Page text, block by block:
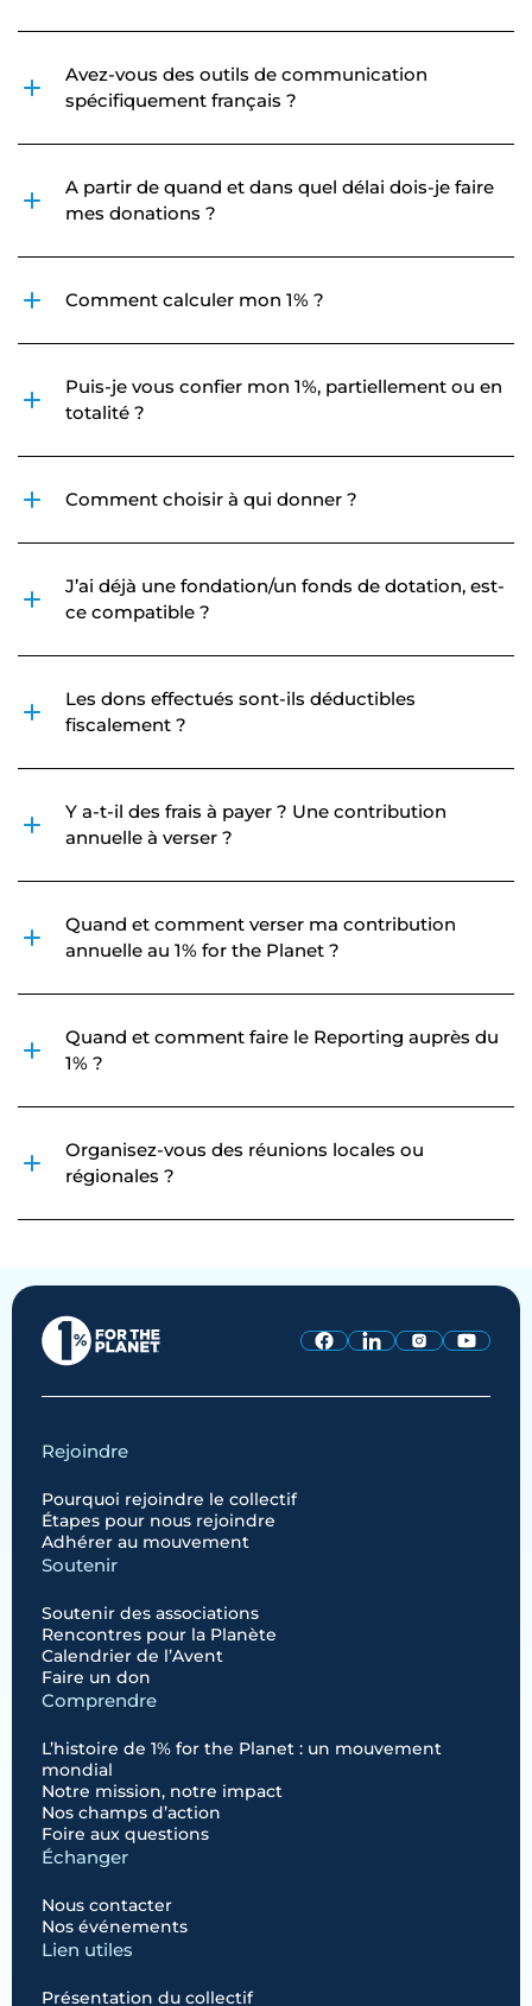
Avez-vous des outils de communication
spécifiquement français ?
A partir de quand et dans quel délai dois-je faire
mes donations ?
Comment calculer mon 1% ?
Puis-je vous confier mon 1%, partiellement ou en
totalité ?
Comment choisir à qui donner ?
J’ai déjà une fondation/un fonds de dotation, est-
ce compatible ?
Les dons effectués sont-ils déductibles
fiscalement ?
Y a-t-il des frais à payer ? Une contribution
annuelle à verser ?
Quand et comment verser ma contribution
annuelle au 1% for the Planet ?
Quand et comment faire le Reporting auprès du
1% ?
Organisez-vous des réunions locales ou
régionales ?
Rejoindre
Pourquoi rejoindre le collectif
Étapes pour nous rejoindre
Adhérer au mouvement
Soutenir
Soutenir des associations
Rencontres pour la Planète
Calendrier de l’Avent
Faire un don
Comprendre
L’histoire de 1% for the Planet : un mouvement
mondial
Notre mission, notre impact
Nos champs d’action
Foire aux questions
Échanger
Nous contacter
Nos événements
Lien utiles
Présentation du collectif